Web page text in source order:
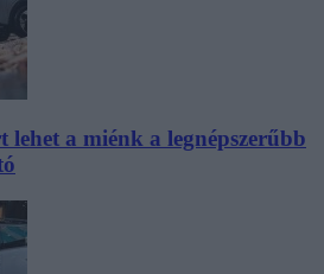
a miénk a legnépszerűbb